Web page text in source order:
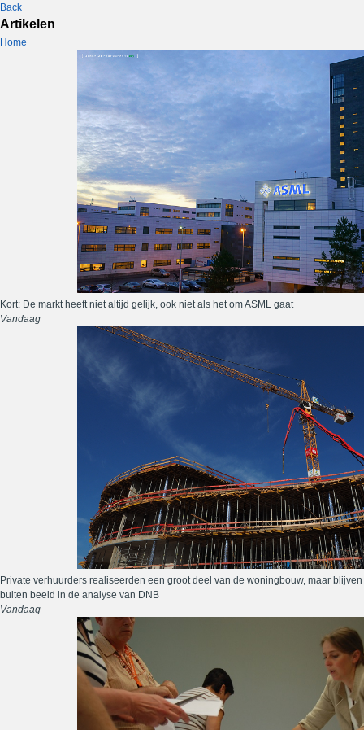
Back
Artikelen
Home
Kort: De markt heeft niet altijd gelijk, ook niet als het om ASML gaat
Vandaag
Private verhuurders realiseerden een groot deel van de woningbouw, maar blijven
buiten beeld in de analyse van DNB
Vandaag